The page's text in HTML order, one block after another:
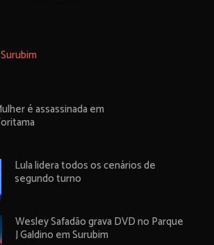
é assassinada em
Lula lidera todos os cenários de
segundo turno
Wesley Safadão grava DVD no Parque
J Galdino em Surubim